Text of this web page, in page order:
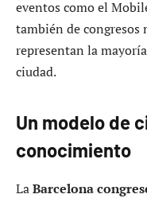
eventos como el
también de congresos
representan la
ciudad.
Un modelo de
conocimiento
LaBarcelona